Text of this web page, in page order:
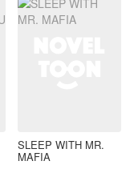
SLEEP WITH MR.
MAFIA